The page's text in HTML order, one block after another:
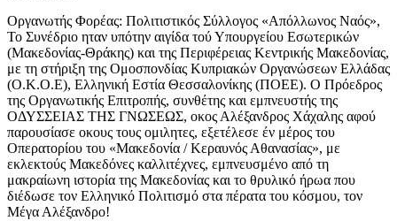
Οργανωτής Φορέας: Πολιτιστικός Σύλλογος «Απόλλωνος Ναός»,
Το Συνέδριο ηταν υπότην αιγίδα τού Υπουργείου Εσωτερικών
(Μακεδονίας-Θράκης) και της Περιφέρειας Κεντρικής Μακεδονίας,
με τη στήριξη της Ομοσπονδίας Κυπριακών Οργανώσεων Ελλάδας
(Ο.Κ.Ο.Ε), Ελληνική Εστία Θεσσαλονίκης (ΠΟΕΕ). Ο Πρόεδρος
της Οργανωτικής Επιτροπής, συνθέτης και εμπνευστής της
ΟΔΥΣΣΕΙΑΣ ΤΗΣ ΓΝΩΣΕΩΣ, οκος Αλέξανδρος Χάχαλης αφού
παρουσίασε οκους τους ομιλητες, εξετέλεσε έν μέρος του
Οπερατορίου του «Μακεδονία / Κεραυνός Αθανασίας», με
εκλεκτούς Μακεδόνες καλλιτέχνες, εμπνευσμένο από τη
μακραίωνη ιστορία της Μακεδονίας και το θρυλικό ήρωα που
διέδωσε τον Ελληνικό Πολιτισμό στα πέρατα του κόσμου, τον
Μέγα Αλέξανδρο!